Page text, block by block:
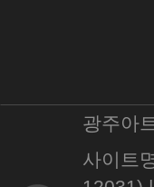
광주아
사이트